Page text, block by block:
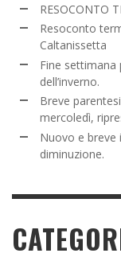
RESOCONTO
Resoconto
Caltanissetta
Fine
dell’inverno.
Breve
mercoledì,
Nuovo e breve
diminuzione.